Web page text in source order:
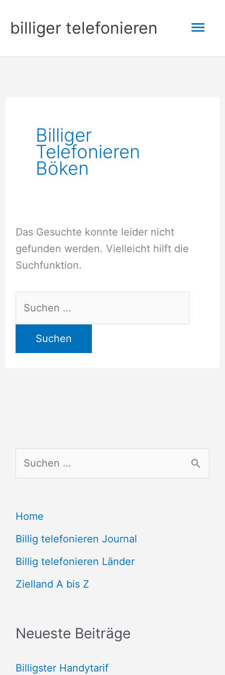
Inhalt
springen
billiger telefonieren
Billiger
Telefonieren
Böken
Das Gesuchte konnte leider nicht
gefunden werden. Vielleicht hilft die
Suchfunktion.
nach:
u
h
e
n
n
h
Home
Billig telefonieren Journal
Billig telefonieren Länder
Zielland A bis Z
Neueste Beiträge
Billigster Handytarif